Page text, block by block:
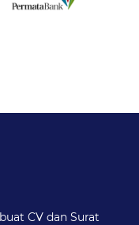
CV dan Surat